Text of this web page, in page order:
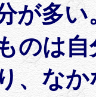
が多
のは
、な